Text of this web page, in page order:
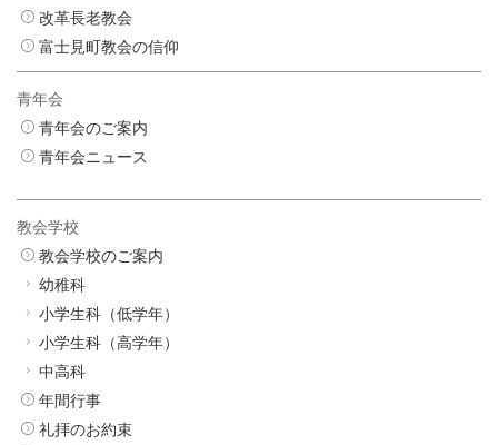
改革長老教会
富士見町教会の信仰
青年会
青年会のご案内
青年会ニュース
教会学校
教会学校のご案内
幼稚科
小学生科（低学年）
小学生科（高学年）
中高科
年間行事
礼拝のお約束